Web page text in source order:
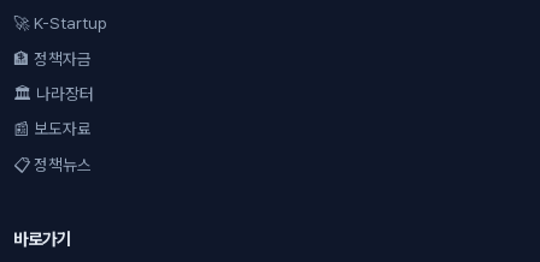
🚀 K-Startup
🏦 정책자금
🏛 나라장터
📰 보도자료
📋 정책뉴스
바로가기